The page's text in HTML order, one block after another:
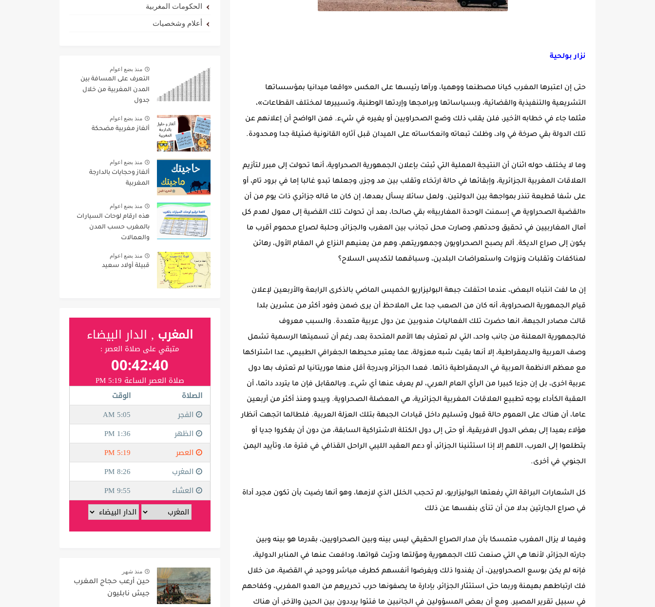
نزار بولحية
حتى إن اعتبرها المغرب كيانا مصطنعا ووهميا، ورآها رئيسها على العكس «واقعا ميدانيا بمؤسساتها
التشريعية والتنفيذية والقضائية، وبسياساتها وبرامجها وإردتها الوطنية، وتسييرها لمختلف القطاعات»،
مثلما جاء في خطابه الأخير، فلن يقلب ذلك وضع الصحراويين أو يغيره في شيء. فمن الواضح أن إعلانهم عن
تلك الدولة بقي صرخة في واد، وظلت تبعاته وانعكاساته على الميدان قبل آثاره القانونية ضئيلة جدا ومحدودة.
وما لا يختلف حوله اثنان أن النتيجة العملية التي ثبتت بإعلان الجمهورية الصحراوية، أنها تحولت إلى مبرر لتأزيم
العلاقات المغربية الجزائرية، وإبقائها في حالة ارتخاء وتقلب بين مد وجزر، وجعلها تبدو غالبا إما في برود تام، أو
على شفا قطيعة تنذر بمواجهة بين الدولتين. ولعل سائلا يسأل بعدها، إن كان ما قاله جزائري ذات يوم من أن
«القضية الصحراوية هي إسمنت الوحدة المغاربية» بقي صالحا، بعد أن تحولت تلك القضية إلى معول لهدم كل
آمال المغاربيين في تحقيق وحدتهم، وصارت محل تجاذب بين المغرب والجزائر، وحلبة لصراع محموم أقرب ما
يكون إلى صراع الديكة. ألم يصبح الصحراويون وجمهوريتهم، وهم من يعنيهم النزاع في المقام الأول، رهائن
لمناكفات وتقلبات ونزوات واستعراضات البلدين، وسباقهما لتكديس السلاح؟
إن ما لفت انتباه البعض، عندما احتفلت جبهة البوليزاريو الخميس الماضي بالذكرى الرابعة والأربعين لإعلان
قيام الجمهورية الصحراوية، أنه كان من الصعب جدا على الملاحظ أن يرى ضمن وفود أكثر من عشرين بلدا
قالت مصادر الجبهة، انها حضرت تلك الفعاليات مندوبين عن دول عربية متعددة. والسبب معروف
فالجمهورية المعلنة من جانب واحد، التي لم تعترف بها الأمم المتحدة بعد، رغم أن تسميتها الرسمية تشمل
وصف العربية والديمقراطية، إلا أنها بقيت شبه معزولة، عما يعتبر محيطها الجغرافي الطبيعي، عدا اشتراكها
مع معظم الانظمة العربية في الديمقراطية ذاتها. فعدا الجزائر وبدرجة أقل منها موريتانيا لم تعترف بها دول
عربية اخرى، بل إن جزءا كبيرا من الرأي العام العربي، لم يعرف عنها أي شيء. وبالمقابل فإن ما يتردد دائما، أن
العقبة الكأداء بوجه تطبيع العلاقات المغربية الجزائرية، هي المعضلة الصحراوية. ويبدو ومنذ أكثر من أربعين
عاما، أن هناك على العموم حالة قبول وتسليم داخل قيادات الجبهة بتلك العزلة العربية. فلطالما اتجهت أنظار
هؤلاء بعيدا إلى بعض الدول الافريقية، أو حتى إلى دول الكتلة الاشتراكية السابقة، من دون أن يفكروا جديا أو
يتطلعوا إلى العرب، اللهم إلا إذا استثنينا الجزائر، أو دعم العقيد الليبي الراحل القذافي في فترة ما، وتأييد اليمن
الجنوبي في أخرى.
كل الشعارات البراقة التي رفعتها البوليزاريو، لم تحجب الخلل الذي لازمها، وهو أنها رضيت بأن تكون مجرد أداة
في صراع الجارتين بدلا من أن تنأى بنفسها عن ذلك
وفيما لا يزال المغرب متمسكا بأن مدار الصراع الحقيقي ليس بينه وبين الصحراويين، بقدرما هو بينه وبين
جارته الجزائر، لأنها هي التي صنعت تلك الجمهورية وموّلتها ودرّبت قواتها، ودافعت عنها في المنابر الدولية،
فإنه لم يكن بوسع الصحراويين، أن يفندوا ذلك ويفرضوا أنفسهم كطرف مباشر ووحيد في القضية، من خلال
فك ارتباطهم بهيمنة وربما حتى استئثار الجزائر، بإدارة ما يصفونها حرب تحريرهم من العدو المغربي، وكفاحهم
في سبيل تقرير المصير. ومع أن بعض المسؤولين في الجانبين ما فتئوا يرددون بين الحين والآخر، أن هناك
الحكومات المغربية
أعلام وشخصيات
منذ بضع اعوام
التعرف على المسافة بين
المدن المغربية من خلال
جدول
منذ بضع اعوام
ألغاز مغربية مضحكة
منذ بضع اعوام
ألغاز وحجايات بالدارجة
المغربية
منذ بضع اعوام
هذه ارقام لوحات السيارات
بالمغرب حسب المدن
والعمالات
منذ بضع اعوام
قبيلة أولاد سعيد
منذ شهر
حين أرعب حجاج المغرب
جيش نابليون